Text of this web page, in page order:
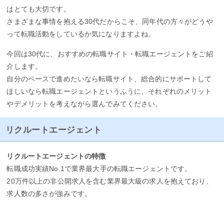
はとても大切です。
さまざまな事情を抱える30代だからこそ、同年代の方々がどうや
って転職活動をしているか気になりますよね。
今回は30代に、おすすめの転職サイト・転職エージェントをご紹
介します。
自分のペースで進めたいなら転職サイト、総合的にサポートして
ほしいなら転職エージェントというふうに、それぞれのメリット
やデメリットを考えながら選んでみてください。
リクルートエージェント
リクルートエージェントの特徴
転職成功実績No.1で業界最大手の転職エージェントです。
20万件以上の非公開求人を含む業界最大級の求人を抱えており、
求人数の多さが強みです。